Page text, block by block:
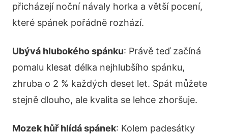
přicházejí noční návaly horka a větší pocení,
které spánek pořádně rozhází.
Ubývá hlubokého spánku: Právě teď začíná
pomalu klesat délka nejhlubšího spánku,
zhruba o 2 % každých deset let. Spát můžete
stejně dlouho, ale kvalita se lehce zhoršuje.
Mozek hůř hlídá spánek: Kolem padesátky